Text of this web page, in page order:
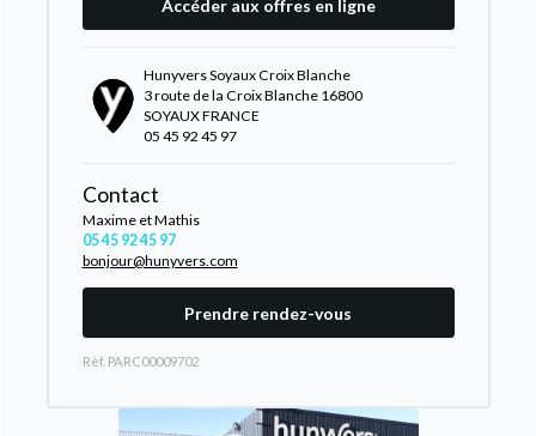
Accéder aux offres en ligne
Hunyvers Soyaux Croix Blanche
3 route de la Croix Blanche 16800
SOYAUX FRANCE
05 45 92 45 97
Contact
Maxime et Mathis
05 45 92 45 97
bonjour@hunyvers.com
Prendre rendez-vous
Rèf. PARC00009702